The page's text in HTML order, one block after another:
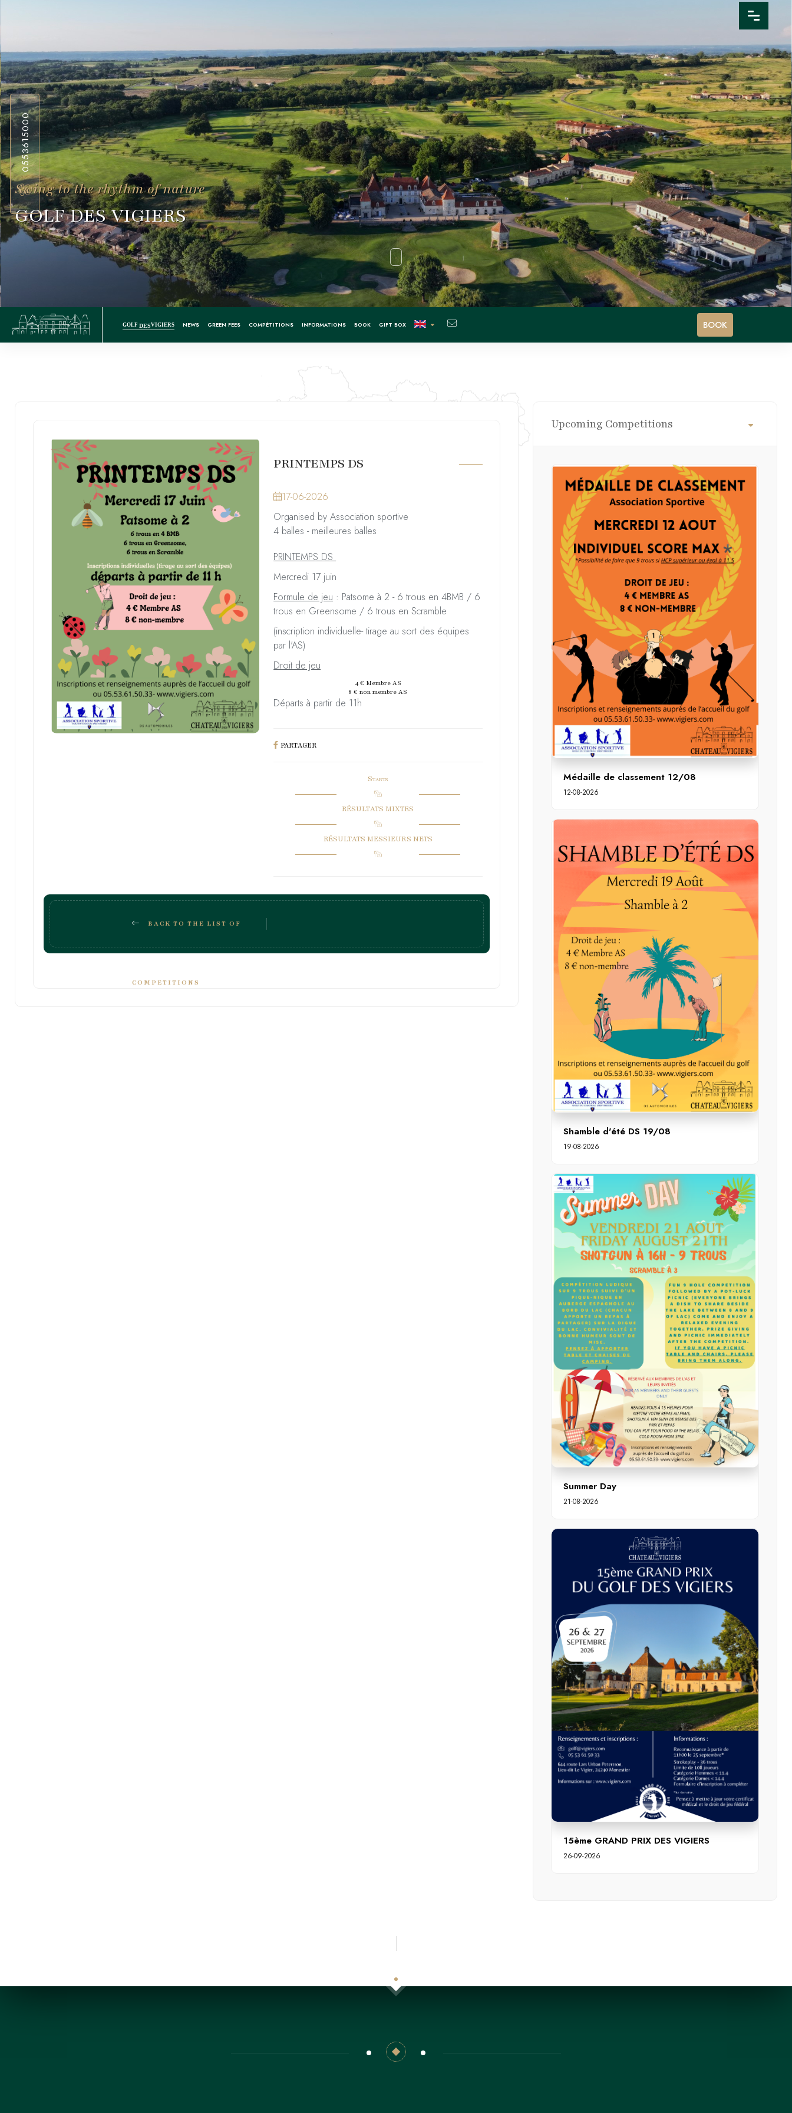
Swing to the rhythm of nature
GOLF DES VIGIERS
0553615000
GOLF DESVIGIERS NEWS GREEN FEES COMPÉTITIONS INFORMATIONS BOOK GIFT BOX BOOK
PRINTEMPS DS
17-06-2026
Organised by Association sportive
4 balles - meilleures balles
PRINTEMPS DS
Mercredi 17 juin
Formule de jeu : Patsome à 2 - 6 trous en 4BMB / 6
trous en Greensome / 6 trous en Scramble
(inscription individuelle- tirage au sort des équipes
par l'AS)
Droit de jeu
4 € Membre AS
8 € non membre AS
Départs à partir de 11h
PARTAGER
Starts
RÉSULTATS MIXTES
RÉSULTATS MESSIEURS NETS
BACK TO THE LIST OF
COMPETITIONS
Upcoming Competitions
Médaille de classement 12/08
12-08-2026
Shamble d'été DS 19/08
19-08-2026
Summer Day
21-08-2026
15ème GRAND PRIX DES VIGIERS
26-09-2026